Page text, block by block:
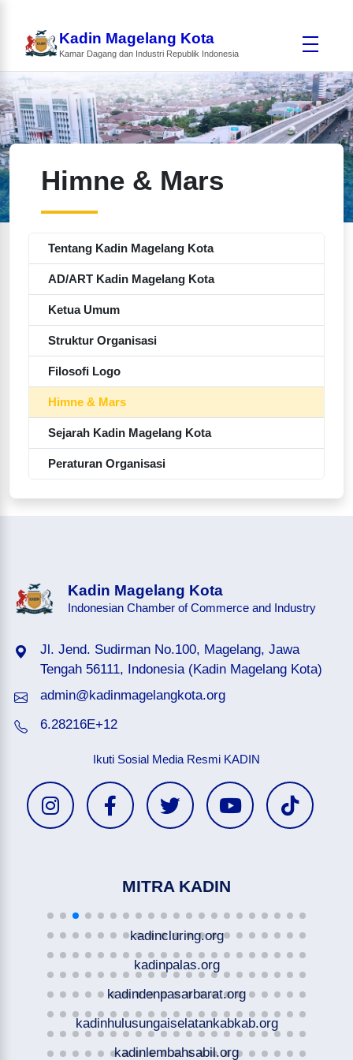
Kadin Magelang Kota
Kamar Dagang dan Industri Republik Indonesia
Himne & Mars
Tentang Kadin Magelang Kota
AD/ART Kadin Magelang Kota
Ketua Umum
Struktur Organisasi
Filosofi Logo
Himne & Mars
Sejarah Kadin Magelang Kota
Peraturan Organisasi
Kadin Magelang Kota
Indonesian Chamber of Commerce and Industry
Jl. Jend. Sudirman No.100, Magelang, Jawa
Tengah 56111, Indonesia (Kadin Magelang Kota)
admin@kadinmagelangkota.org
6.28216E+12
Ikuti Sosial Media Resmi KADIN
MITRA KADIN
kadincluring.org
kadinpalas.org
kadindenpasarbarat.org
kadinhulusungaiselatankabkab.org
kadinlembahsabil.org